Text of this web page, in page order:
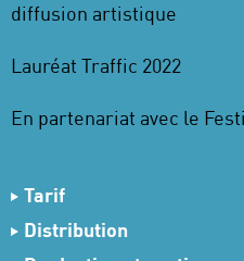
diffusion artistique
Lauréat Traffic 2022
En partenariat avec le
Tarif
21 € Tarif Plein
Distribution